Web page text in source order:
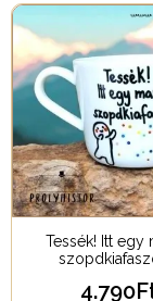
Tessék! Itt egy
4.790